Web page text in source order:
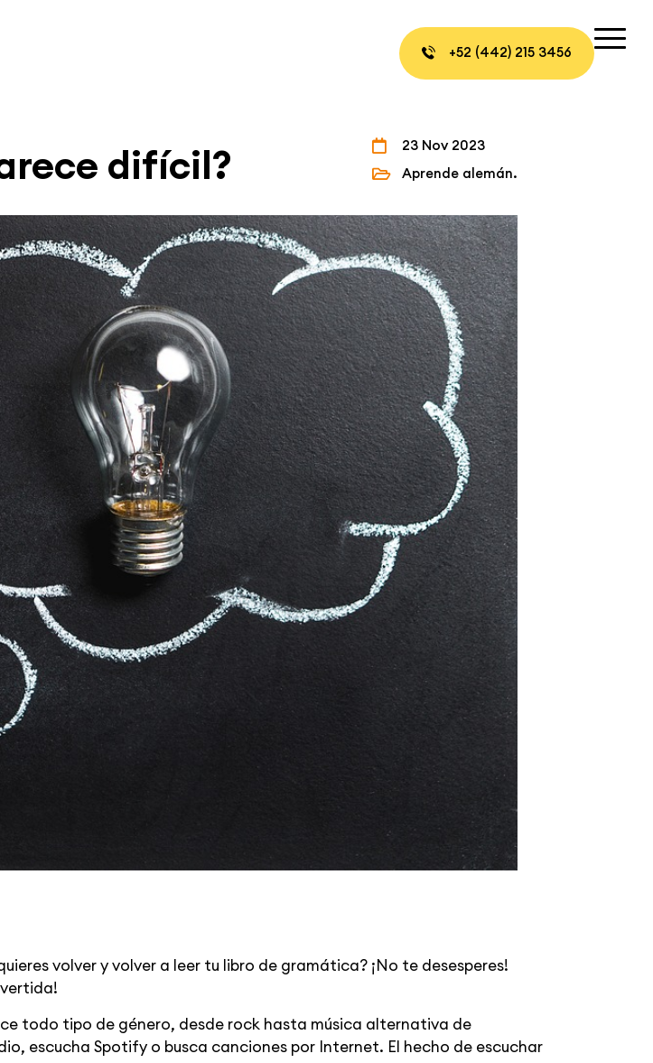
+52 (442) 215 3456
difícil?
23 Nov 2023
Aprende alemán.
volver y volver a leer tu libro de gramática? ¡No te desesperes!
todo tipo de género, desde rock hasta música alternativa de
escucha Spotify o busca canciones por Internet. El hecho de escuchar